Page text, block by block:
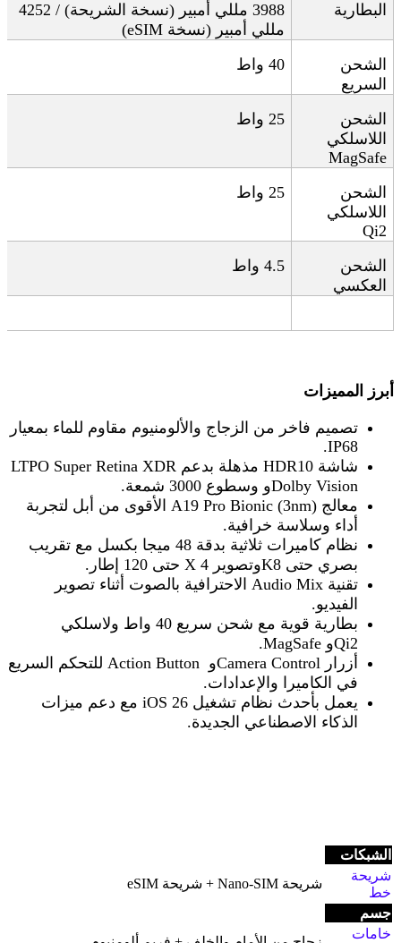
البطارية
3988
مللي أمبير (نسخة الشريحة) / 4252
مللي أمبير (نسخة eSIM)
الشحن
السريع
40 واط
الشحن
اللاسلكي
MagSafe
25 واط
الشحن
اللاسلكي
Qi2
25 واط
الشحن
العكسي
4.5 واط
أبرز المميزات
تصميم فاخر من الزجاج والألومنيوم مقاوم للماء بمعيار
IP68.
شاشة
مذهلة بدعم HDR10
وDolby Vision وسطوع 3000 شمعة
.
معالج A19 Pro Bionic (3nm) الأقوى من أبل لتجربة
أداء وسلاسة خرافية.
نظام كاميرات ثلاثية بدقة 48 ميجا بكسل مع تقريب
بصري حتى 8
X وتصوير 4K حتى 120 إطار
.
تقنية Audio Mix الاحترافية بالصوت أثناء تصوير
الفيديو.
بطارية قوية مع شحن سريع 40 واط ولاسلكي
MagSafe وQi2.
أزرار
Action Button وCamera Control
للتحكم السريع
في الكاميرا والإعدادات.
يعمل بأحدث نظام تشغيل iOS 26 مع دعم ميزات
الذكاء الاصطناعي الجديدة.
الشبكات
شريحة
خط
شريحة Nano-SIM + شريحة eSIM
جسم
خامات